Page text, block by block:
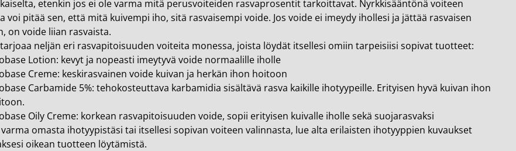
etenkin jos ei ole varma mitä perusvoiteiden rasvaprosentit tarkoittavat. Nyrkkisääntönä voiteen
voi pitää sen, että mitä kuivempi iho, sitä rasvaisempi voide. Jos voide ei imeydy ihollesi ja jättää rasvaisen
on voide liian rasvaista.
neljän eri rasvapitoisuuden voiteita monessa, joista löydät itsellesi omiin tarpeisiisi sopivat tuotteet:
Lotion: kevyt ja nopeasti imeytyvä voide normaalille iholle
Creme: keskirasvainen voide kuivan ja herkän ihon hoitoon
Carbamide 5%: tehokosteuttava karbamidia sisältävä rasva kaikille ihotyypeille. Erityisen hyvä kuivan ihon
Oily Creme: korkean rasvapitoisuuden voide, sopii erityisen kuivalle iholle sekä suojarasvaksi
varma omasta ihotyypistäsi tai itsellesi sopivan voiteen valinnasta, lue alta erilaisten ihotyyppien kuvaukset
oikean tuotteen löytämistä.